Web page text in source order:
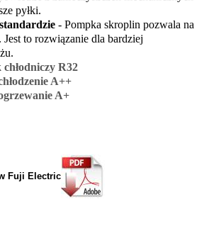
pyłki.
- Pompka skroplin pozwala na
to rozwiązanie dla bardziej
R32
A++
A+
Fuji Electric